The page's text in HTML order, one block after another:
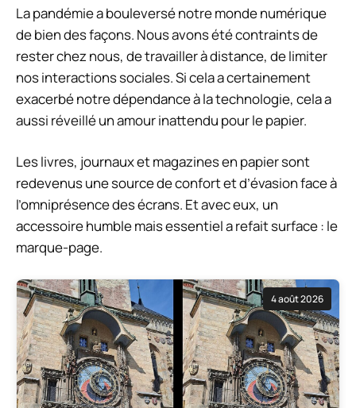
La pandémie a bouleversé notre monde numérique
de bien des façons. Nous avons été contraints de
rester chez nous, de travailler à distance, de limiter
nos interactions sociales. Si cela a certainement
exacerbé notre dépendance à la technologie, cela a
aussi réveillé un amour inattendu pour le papier.
Les livres, journaux et magazines en papier sont
redevenus une source de confort et d’évasion face à
l’omniprésence des écrans. Et avec eux, un
accessoire humble mais essentiel a refait surface : le
marque-page.
4 août 2026